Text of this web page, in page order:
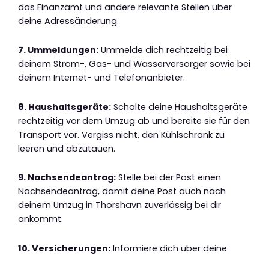
das Finanzamt und andere relevante Stellen über
deine Adressänderung.
7. Ummeldungen: Ummelde dich rechtzeitig bei
deinem Strom-, Gas- und Wasserversorger sowie bei
deinem Internet- und Telefonanbieter.
8. Haushaltsgeräte: Schalte deine Haushaltsgeräte
rechtzeitig vor dem Umzug ab und bereite sie für den
Transport vor. Vergiss nicht, den Kühlschrank zu
leeren und abzutauen.
9. Nachsendeantrag: Stelle bei der Post einen
Nachsendeantrag, damit deine Post auch nach
deinem Umzug in Thorshavn zuverlässig bei dir
ankommt.
10. Versicherungen: Informiere dich über deine